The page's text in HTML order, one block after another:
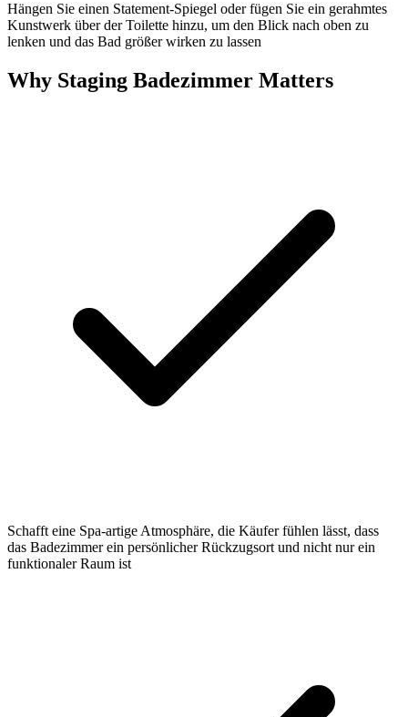
Hängen Sie einen Statement-Spiegel oder fügen Sie ein gerahmtes
Kunstwerk über der Toilette hinzu, um den Blick nach oben zu
lenken und das Bad größer wirken zu lassen
Why Staging Badezimmer Matters
Schafft eine Spa-artige Atmosphäre, die Käufer fühlen lässt, dass
das Badezimmer ein persönlicher Rückzugsort und nicht nur ein
funktionaler Raum ist